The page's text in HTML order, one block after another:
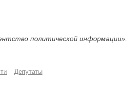
политической информации».
Депутаты